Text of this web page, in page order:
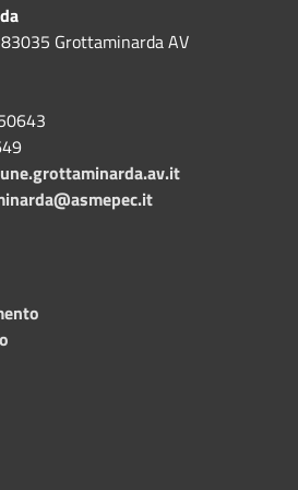
Grottaminarda AV